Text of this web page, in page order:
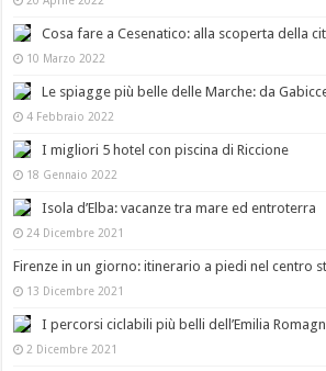
Cosa fare a Cesenatico: alla scoperta della
10 Marzo 2022
Le spiagge più belle delle Marche: da
4 Febbraio 2022
I migliori 5 hotel con piscina di Riccione
18 Gennaio 2022
Isola d’Elba: vacanze tra mare ed entroterra
24 Dicembre 2021
Firenze in un giorno: itinerario a piedi nel centro
13 Dicembre 2021
I percorsi ciclabili più belli dell’Emilia
2 Dicembre 2021